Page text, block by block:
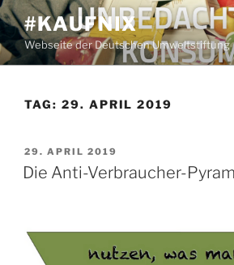
Zum
Inhalt
springen
#KAUFNIX
Webseite der Deutschen Umweltstiftung
TAG: 29. APRIL 2019
VERÖFFENTLICHT
AM
29. APRIL 2019
Die Anti-Verbraucher-